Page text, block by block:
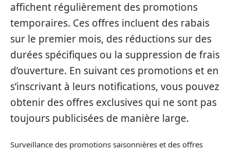
affichent régulièrement des promotions
temporaires. Ces offres incluent des rabais
sur le premier mois, des réductions sur des
durées spécifiques ou la suppression de frais
d’ouverture. En suivant ces promotions et en
s’inscrivant à leurs notifications, vous pouvez
obtenir des offres exclusives qui ne sont pas
toujours publicisées de manière large.
Surveillance des promotions saisonnières et des offres